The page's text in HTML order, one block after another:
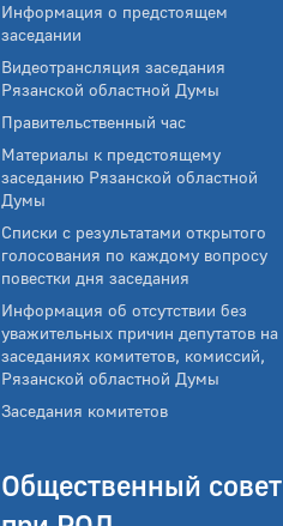
Информация о предстоящем
заседании
Видеотрансляция заседания
Рязанской областной Думы
Правительственный час
Материалы к предстоящему
заседанию Рязанской областной
Думы
Списки с результатами открытого
голосования по каждому вопросу
повестки дня заседания
Информация об отсутствии без
уважительных причин депутатов на
заседаниях комитетов, комиссий,
Рязанской областной Думы
Заседания комитетов
Общественный совет